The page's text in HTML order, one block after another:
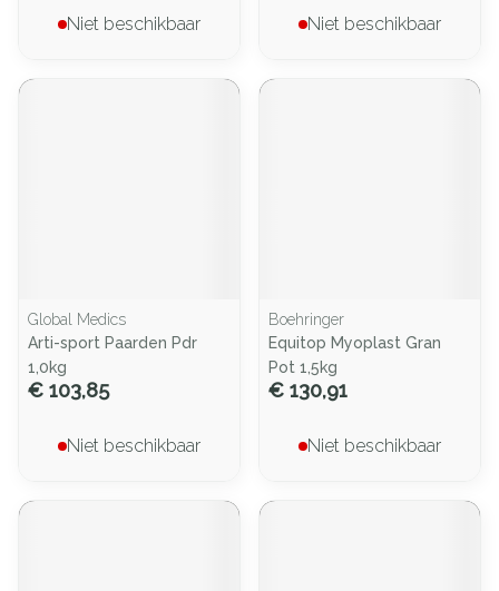
Niet beschikbaar Niet beschikbaar
Global Medics
Arti-sport Paarden Pdr
1,0kg
€ 103,85
Niet beschikbaar
Boehringer
Equitop Myoplast Gran
Pot 1,5kg
€ 130,91
Niet beschikbaar